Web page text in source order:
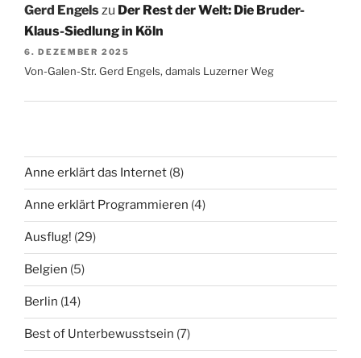
Gerd Engelszu Der Rest der Welt: Die Bruder-
Klaus-Siedlung in Köln
6. DEZEMBER 2025
Von-Galen-Str. Gerd Engels, damals Luzerner Weg
Anne erklärt das Internet (8)
Anne erklärt Programmieren (4)
Ausflug! (29)
Belgien (5)
Berlin (14)
Best of Unterbewusstsein (7)